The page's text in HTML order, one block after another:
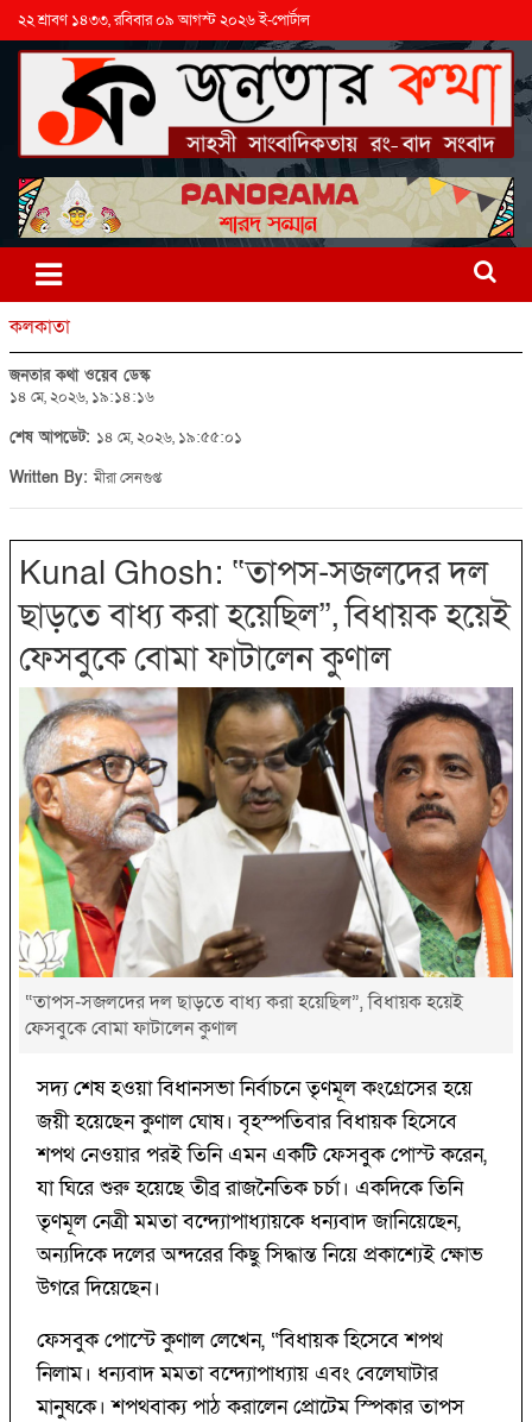
২২ শ্রাবণ ১৪৩৩, রবিবার ০৯ আগস্ট ২০২৬ ই-পোর্টাল
কলকাতা
জনতার কথা ওয়েব ডেস্ক
১৪ মে, ২০২৬, ১৯:১৪:১৬
শেষ আপডেট: ১৪ মে, ২০২৬, ১৯:৫৫:০১
Written By:মীরা সেনগুপ্ত
Kunal Ghosh: “তাপস-সজলদের দল
ছাড়তে বাধ্য করা হয়েছিল”, বিধায়ক হয়েই
ফেসবুকে বোমা ফাটালেন কুণাল
“তাপস-সজলদের দল ছাড়তে বাধ্য করা হয়েছিল”, বিধায়ক হয়েই
ফেসবুকে বোমা ফাটালেন কুণাল
সদ্য শেষ হওয়া বিধানসভা নির্বাচনে তৃণমূল কংগ্রেসের হয়ে
জয়ী হয়েছেন কুণাল ঘোষ। বৃহস্পতিবার বিধায়ক হিসেবে
শপথ নেওয়ার পরই তিনি এমন একটি ফেসবুক পোস্ট করেন,
যা ঘিরে শুরু হয়েছে তীব্র রাজনৈতিক চর্চা। একদিকে তিনি
তৃণমূল নেত্রী মমতা বন্দ্যোপাধ্যায়কে ধন্যবাদ জানিয়েছেন,
অন্যদিকে দলের অন্দরের কিছু সিদ্ধান্ত নিয়ে প্রকাশ্যেই ক্ষোভ
উগরে দিয়েছেন।
ফেসবুক পোস্টে কুণাল লেখেন, “বিধায়ক হিসেবে শপথ
নিলাম। ধন্যবাদ মমতা বন্দ্যোপাধ্যায় এবং বেলেঘাটার
মানুষকে। শপথবাক্য পাঠ করালেন প্রোটেম স্পিকার তাপস